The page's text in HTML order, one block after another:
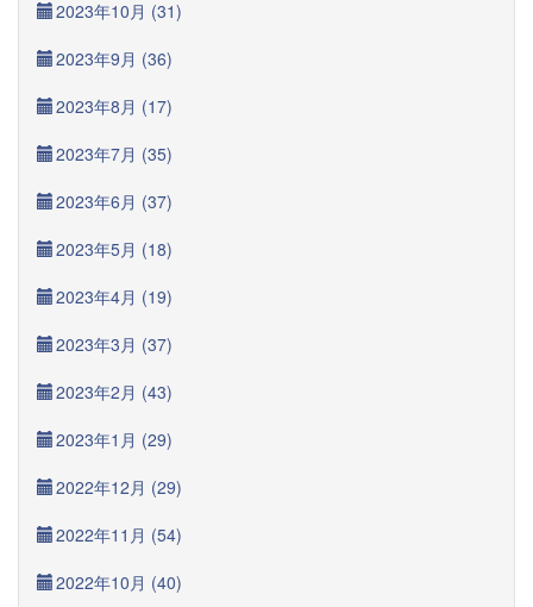
2023年10月 (31)
2023年9月 (36)
2023年8月 (17)
2023年7月 (35)
2023年6月 (37)
2023年5月 (18)
2023年4月 (19)
2023年3月 (37)
2023年2月 (43)
2023年1月 (29)
2022年12月 (29)
2022年11月 (54)
2022年10月 (40)